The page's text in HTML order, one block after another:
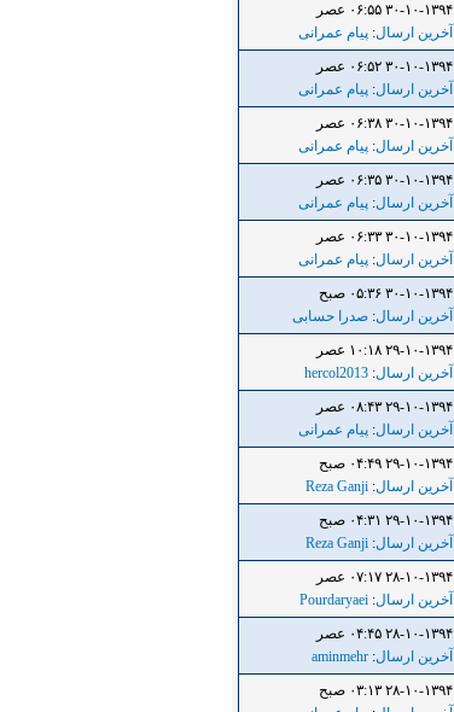
۳۰-۱۰-۱۳۹۴ ۰۶:۵۵ عصر
آخرین ارسال: پیام عمرانی
۳۰-۱۰-۱۳۹۴ ۰۶:۵۲ عصر
آخرین ارسال: پیام عمرانی
۳۰-۱۰-۱۳۹۴ ۰۶:۳۸ عصر
آخرین ارسال: پیام عمرانی
۳۰-۱۰-۱۳۹۴ ۰۶:۳۵ عصر
آخرین ارسال: پیام عمرانی
۳۰-۱۰-۱۳۹۴ ۰۶:۳۳ عصر
آخرین ارسال: پیام عمرانی
۳۰-۱۰-۱۳۹۴ ۰۵:۳۶ صبح
آخرین ارسال: صدرا حسابی
۲۹-۱۰-۱۳۹۴ ۱۰:۱۸ عصر
آخرین ارسال:
hercol2013
۲۹-۱۰-۱۳۹۴ ۰۸:۴۳ عصر
آخرین ارسال: پیام عمرانی
۲۹-۱۰-۱۳۹۴ ۰۴:۴۹ صبح
آخرین ارسال:
Reza Ganji
۲۹-۱۰-۱۳۹۴ ۰۴:۳۱ صبح
آخرین ارسال:
Reza Ganji
۲۸-۱۰-۱۳۹۴ ۰۷:۱۷ عصر
آخرین ارسال:
Pourdaryaei
۲۸-۱۰-۱۳۹۴ ۰۴:۴۵ عصر
آخرین ارسال:
aminmehr
۲۸-۱۰-۱۳۹۴ ۰۳:۱۳ صبح